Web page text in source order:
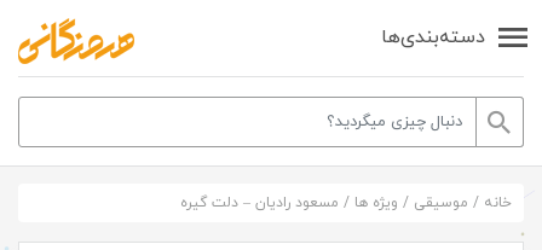
دسته‌بندی‌ها
خانه / موسیقی / ویژه ها / مسعود رادیان – دلت گیره